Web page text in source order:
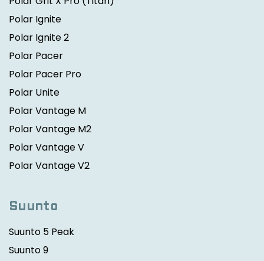
Polar Ignite
Polar Ignite 2
Polar Pacer
Polar Pacer Pro
Polar Unite
Polar Vantage M
Polar Vantage M2
Polar Vantage V
Polar Vantage V2
Suunto
Suunto 5 Peak
Suunto 9